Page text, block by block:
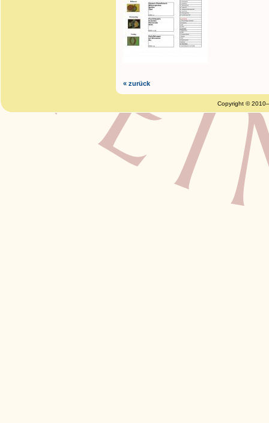
« zurück
Copyright ©